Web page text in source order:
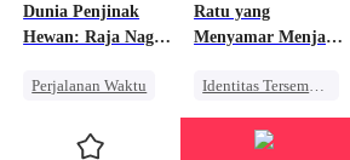
Pembalasan
Perceraian
Penyesalan
Dunia Penjinak
Hewan: Raja Naga
Perjalanan Waktu
Ratu yang
Menyamar Menjadi
Pewaris Wanita
Nikah Kontrak